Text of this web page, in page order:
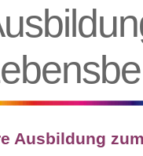
Ausbildung